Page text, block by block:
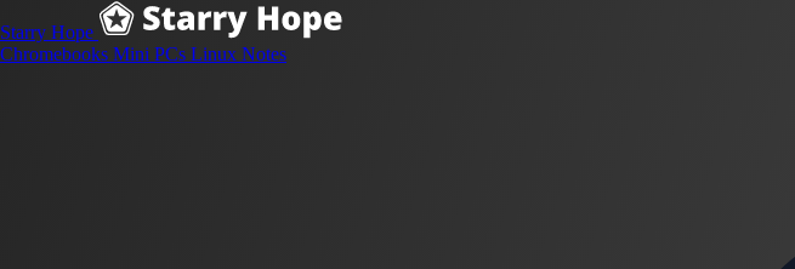
Starry Hope
Chromebooks Mini PCs Linux Notes